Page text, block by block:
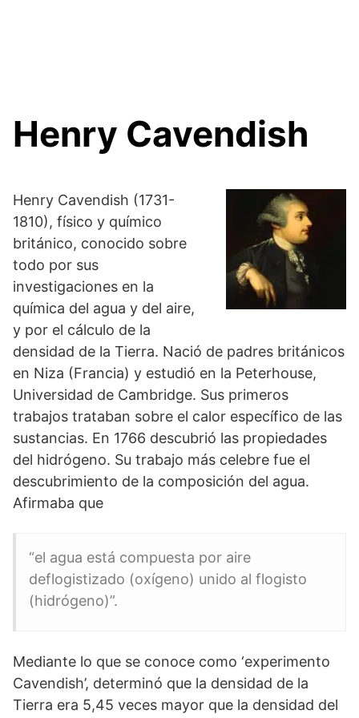
Henry Cavendish
Henry Cavendish (1731-
1810), físico y químico
británico, conocido sobre
todo por sus
investigaciones en la
química del agua y del aire,
y por el cálculo de la
densidad de la Tierra. Nació de padres británicos
en Niza (Francia) y estudió en la Peterhouse,
Universidad de Cambridge. Sus primeros
trabajos trataban sobre el calor específico de las
sustancias. En 1766 descubrió las propiedades
del hidrógeno. Su trabajo más celebre fue el
descubrimiento de la composición del agua.
Afirmaba que
“el agua está compuesta por aire
deflogistizado (oxígeno) unido al flogisto
(hidrógeno)”.
Mediante lo que se conoce como ‘experimento
Cavendish’, determinó que la densidad de la
Tierra era 5,45 veces mayor que la densidad del